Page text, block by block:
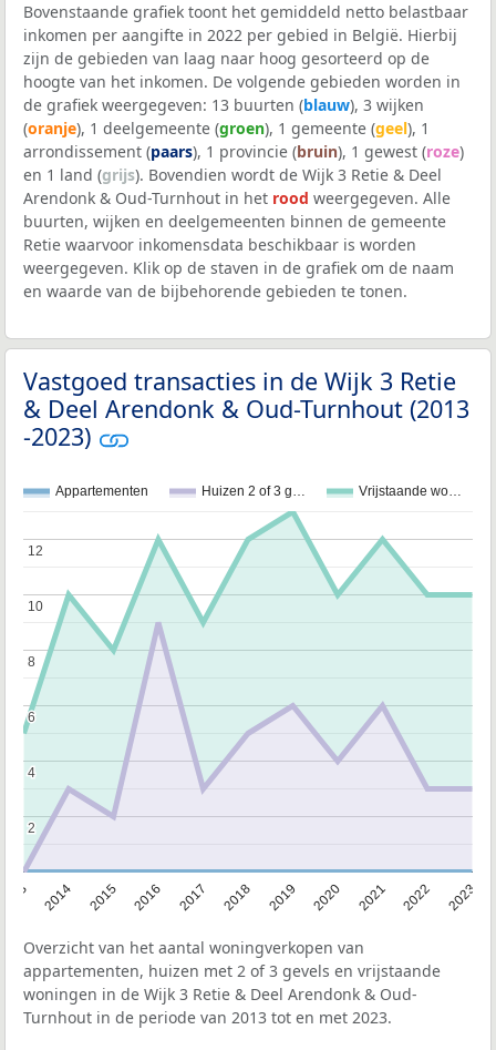
Bovenstaande grafiek toont het gemiddeld netto belastbaar
inkomen per aangifte in 2022 per gebied in België. Hierbij
zijn de gebieden van laag naar hoog gesorteerd op de
hoogte van het inkomen. De volgende gebieden worden in
de grafiek weergegeven: 13 buurten (blauw), 3 wijken
(oranje), 1 deelgemeente (groen), 1 gemeente (geel), 1
arrondissement (paars), 1 provincie (bruin), 1 gewest (roze)
en 1 land (grijs). Bovendien wordt de Wijk 3 Retie & Deel
Arendonk & Oud-Turnhout in het rood weergegeven. Alle
buurten, wijken en deelgemeenten binnen de gemeente
Retie waarvoor inkomensdata beschikbaar is worden
weergegeven. Klik op de staven in de grafiek om de naam
en waarde van de bijbehorende gebieden te tonen.
Vastgoed transacties in de Wijk 3 Retie
& Deel Arendonk & Oud-Turnhout (2013
-2023)
Appartementen Huizen 2 of 3 g… Vrijstaande wo…
2014 2015 2016 2017 2018 2019 2020 2021 2022 2023
2
2
4
4
6
6
8
8
10
10
12
12
Overzicht van het aantal woningverkopen van
appartementen, huizen met 2 of 3 gevels en vrijstaande
woningen in de Wijk 3 Retie & Deel Arendonk & Oud-
Turnhout in de periode van 2013 tot en met 2023.